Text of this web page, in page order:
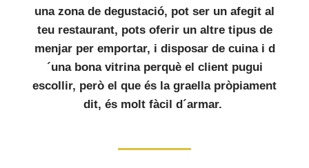
una zona de degustació, pot ser un afegit al
teu restaurant, pots oferir un altre tipus de
menjar per emportar, i disposar de cuina i d
´una bona vitrina perquè el client pugui
escollir, però el que és la graella pròpiament
dit, és molt fàcil d´armar.